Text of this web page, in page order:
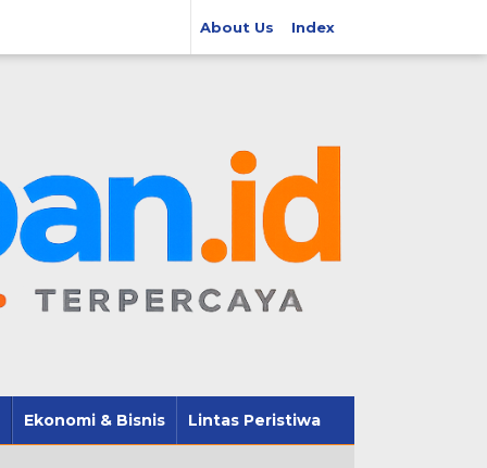
About Us Index
Ekonomi & Bisnis Lintas Peristiwa